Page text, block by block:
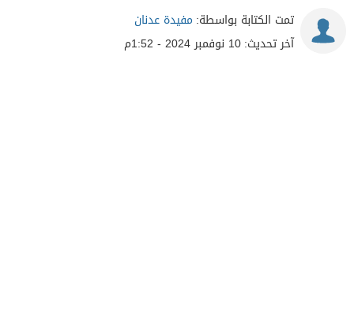
تمت الكتابة بواسطة: مفيدة عدنان
آخر تحديث:10 نوفمبر 2024 - 1:52م